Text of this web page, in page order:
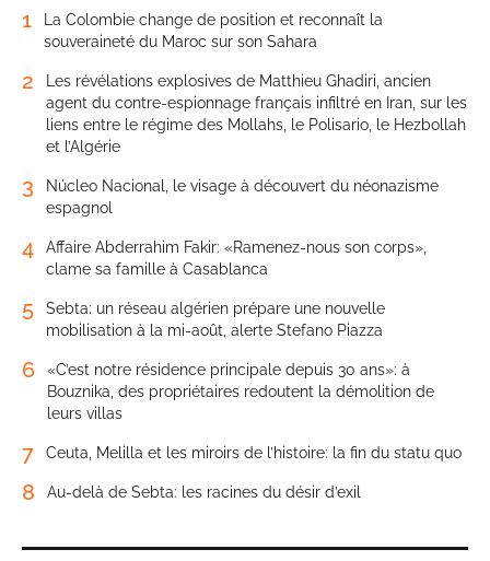
1
La Colombie change de position et reconnaît la
souveraineté du Maroc sur son Sahara
2
Les révélations explosives de Matthieu Ghadiri, ancien
agent du contre-espionnage français infiltré en Iran, sur les
liens entre le régime des Mollahs, le Polisario, le Hezbollah
et l’Algérie
3
Núcleo Nacional, le visage à découvert du néonazisme
espagnol
4
Affaire Abderrahim Fakir: «Ramenez-nous son corps»,
clame sa famille à Casablanca
5
Sebta: un réseau algérien prépare une nouvelle
mobilisation à la mi-août, alerte Stefano Piazza
6
«C’est notre résidence principale depuis 30 ans»: à
Bouznika, des propriétaires redoutent la démolition de
leurs villas
7 Ceuta, Melilla et les miroirs de l’histoire: la fin du statu quo
8 Au-delà de Sebta: les racines du désir d’exil